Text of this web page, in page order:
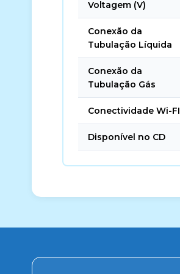
Voltagem (V)
Conexão da
Tubulação Líquida
Conexão da
Tubulação Gás
Conectividade Wi-FI
Disponível no CD